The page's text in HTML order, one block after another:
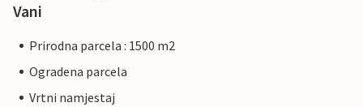
Vani
Prirodna parcela : 1500 m2
Ogradena parcela
Vrtni namjestaj